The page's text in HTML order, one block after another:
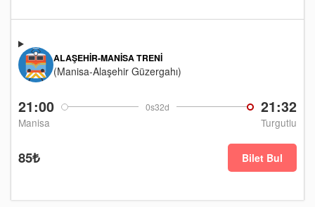
21:00 0s32d 21:32
Manisa Turgutlu
ALAŞEHIR-MANISA TRENI
(Manisa-Alaşehir Güzergahı)
85₺ Bilet Bul